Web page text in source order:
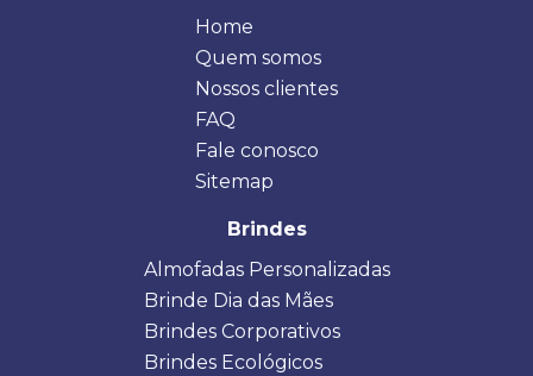
Home
Quem somos
Nossos clientes
FAQ
Fale conosco
Sitemap
Brindes
Almofadas Personalizadas
Brinde Dia das Mães
Brindes Corporativos
Brindes Ecológicos